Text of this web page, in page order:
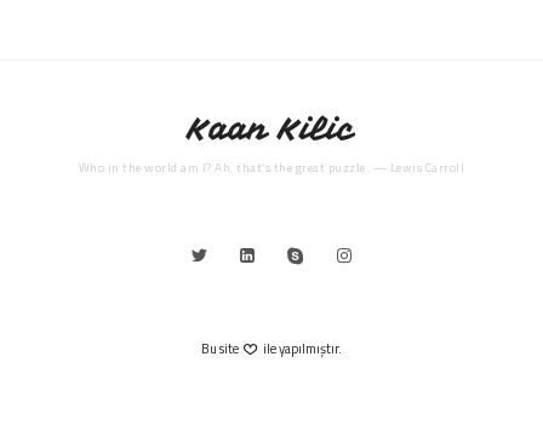
Kaan Kilic
Who in the world am I? Ah, that’s the great puzzle. — Lewis Carroll
Bu site ile yapılmıştır.